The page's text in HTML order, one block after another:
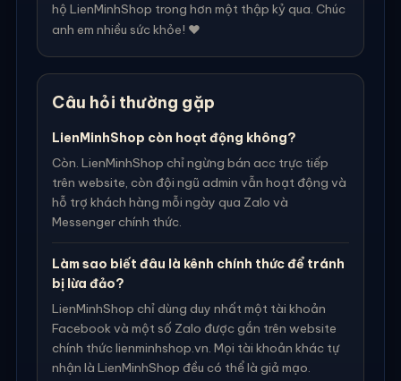
hộ LienMinhShop trong hơn một thập kỷ qua. Chúc
anh em nhiều sức khỏe! ❤️
Câu hỏi thường gặp
LienMinhShop còn hoạt động không?
Còn. LienMinhShop chỉ ngừng bán acc trực tiếp
trên website, còn đội ngũ admin vẫn hoạt động và
hỗ trợ khách hàng mỗi ngày qua Zalo và
Messenger chính thức.
Làm sao biết đâu là kênh chính thức để tránh
bị lừa đảo?
LienMinhShop chỉ dùng duy nhất một tài khoản
Facebook và một số Zalo được gắn trên website
chính thức lienminhshop.vn. Mọi tài khoản khác tự
nhận là LienMinhShop đều có thể là giả mạo.